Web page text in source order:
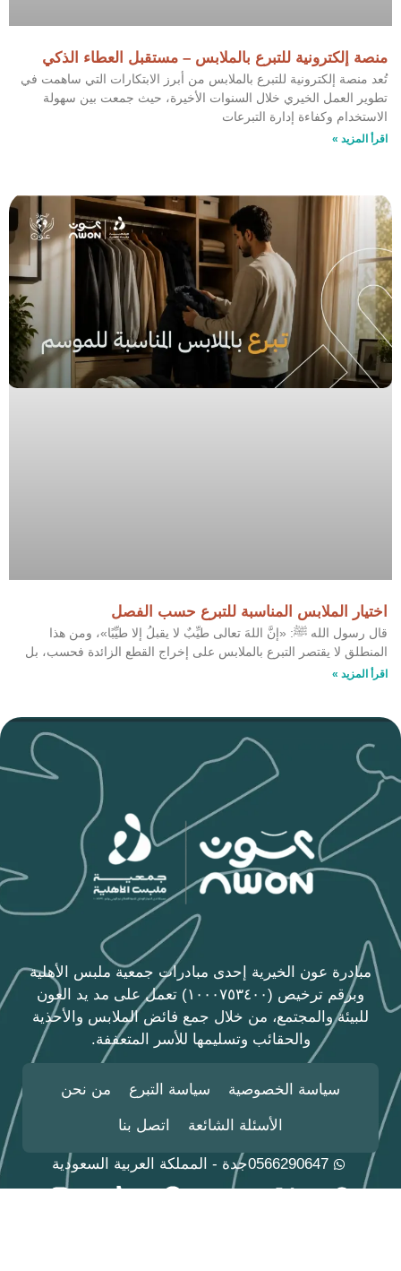
منصة إلكترونية للتبرع بالملابس – مستقبل العطاء الذكي
تُعد منصة إلكترونية للتبرع بالملابس من أبرز الابتكارات التي ساهمت في
تطوير العمل الخيري خلال السنوات الأخيرة، حيث جمعت بين سهولة
الاستخدام وكفاءة إدارة التبرعات
اقرأ المزيد »
اختيار الملابس المناسبة للتبرع حسب الفصل
قال رسول الله ﷺ: «إنَّ اللهَ تعالى طيِّبٌ لا يقبلُ إلا طيِّبًا»، ومن هذا
المنطلق لا يقتصر التبرع بالملابس على إخراج القطع الزائدة فحسب، بل
اقرأ المزيد »
مبادرة عون الخيرية إحدى مبادرات جمعية ملبس الأهلية
وبرقم ترخيص (١٠٠٠٧٥٣٤٠٠) تعمل على مد يد العون
للبيئة والمجتمع، من خلال جمع فائض الملابس والأحذية
والحقائب وتسليمها للأسر المتعففة.
سياسة الخصوصية سياسة التبرع من نحن
الأسئلة الشائعة اتصل بنا
0566290647جدة - المملكة العربية السعودية